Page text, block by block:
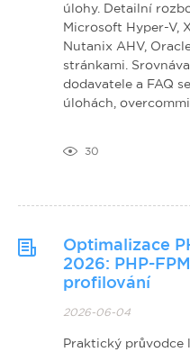
30
úlohy. Detailní
Microsoft Hyper-V,
Nutanix AHV,
stránkami.
dodavatele a FAQ
úlohách,
Optimalizace
2026: PHP-
profilování
2026-06-04
Praktický průvodce